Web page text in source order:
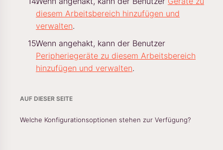
diesem Arbeitsbereich hinzufügen und
verwalten.
Wenn angehakt, kann der Benutzer
Peripheriegeräte zu diesem Arbeitsbereich
hinzufügen und verwalten.
AUF DIESER SEITE
Welche Konfigurationsoptionen stehen zur Verfügung?